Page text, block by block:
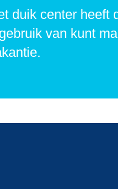
duik center heeft
van kunt